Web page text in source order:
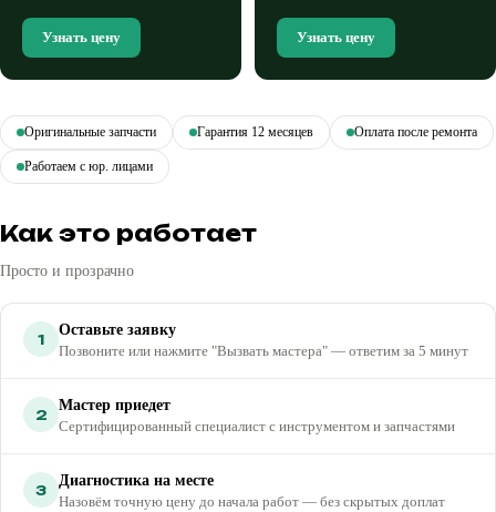
Узнать цену Узнать цену
Оригинальные запчасти Гарантия 12 месяцев Оплата после ремонта
Работаем с юр. лицами
Как это работает
Просто и прозрачно
1
Оставьте заявку
Позвоните или нажмите "Вызвать мастера" — ответим за 5 минут
2
Мастер приедет
Сертифицированный специалист с инструментом и запчастями
3
Диагностика на месте
Назовём точную цену до начала работ — без скрытых доплат